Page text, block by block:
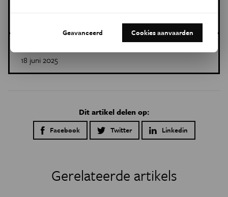
18 juni 2025
Dit artikel delen op:
Facebook Twitter Linkedin
Gerelateerde artikels
Geavanceerd Cookies aanvaarden